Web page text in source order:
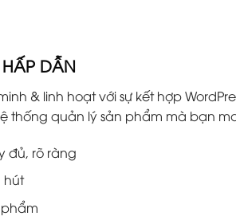
DẪN
& linh hoạt với sự kết hợp
thống quản lý sản phẩm mà bạn
đủ, rõ ràng
hút